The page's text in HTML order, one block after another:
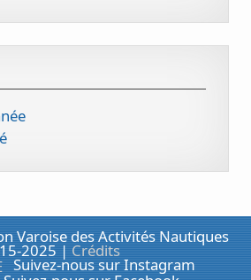
Varoise des Activités Nautiques
2025 | Crédits
Suivez-nous sur Instagram